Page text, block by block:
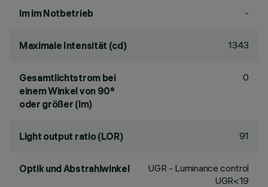
lm im Notbetrieb -
Maximale Intensität (cd) 1343
Gesamtlichtstrom bei
einem Winkel von 90°
oder größer (lm)
0
Light output ratio (LOR) 91
Optik und Abstrahlwinkel
UGR - Luminance control
UGR<19